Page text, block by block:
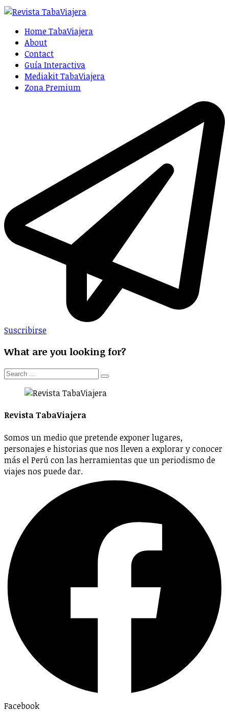
Home TabaViajera
About
Contact
Guía Interactiva
Mediakit TabaViajera
Zona Premium
Suscribirse
What are you looking for?
Revista TabaViajera
Somos un medio que pretende exponer lugares,
personajes e historias que nos lleven a explorar y conocer
más el Perú con las herramientas que un periodismo de
viajes nos puede dar.
Facebook